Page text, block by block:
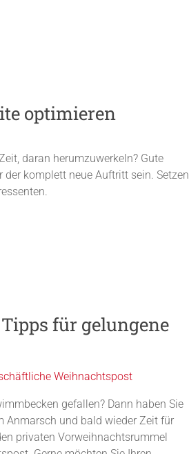
optimieren
daran herumzuwerkeln? Gute
komplett neue Auftritt sein. Setzen
für gelungene
gefallen? Dann haben Sie
Anmarsch und bald wieder Zeit für
privaten Vorweihnachtsrummel